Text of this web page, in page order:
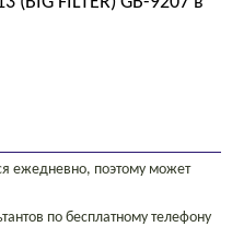
ежедневно, поэтому может
по бесплатному телефону